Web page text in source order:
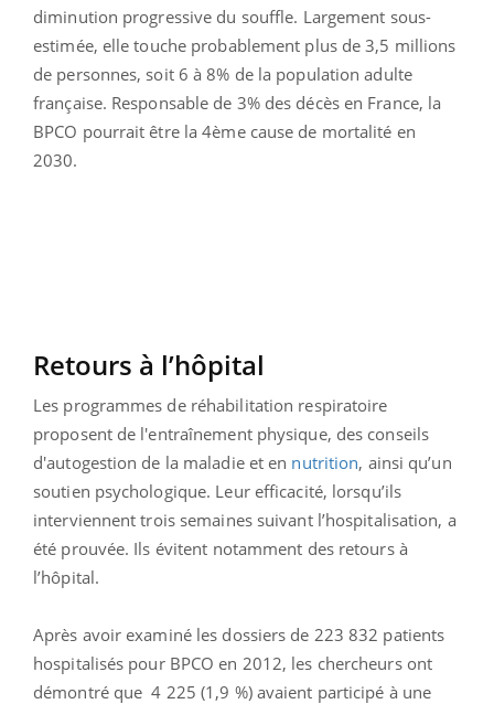
diminution progressive du souffle. Largement sous-
estimée, elle touche probablement plus de 3,5 millions
de personnes, soit 6 à 8% de la population adulte
française. Responsable de 3% des décès en France, la
BPCO pourrait être la 4ème cause de mortalité en
2030.
Retours à l’hôpital
Les programmes de réhabilitation respiratoire
proposent de l'entraînement physique, des conseils
d'autogestion de la maladie et en nutrition, ainsi qu’un
soutien psychologique. Leur efficacité, lorsqu’ils
interviennent trois semaines suivant l’hospitalisation, a
été prouvée. Ils évitent notamment des retours à
l’hôpital.
Après avoir examiné les dossiers de 223 832 patients
hospitalisés pour BPCO en 2012, les chercheurs ont
démontré que 4 225 (1,9 %) avaient participé à une